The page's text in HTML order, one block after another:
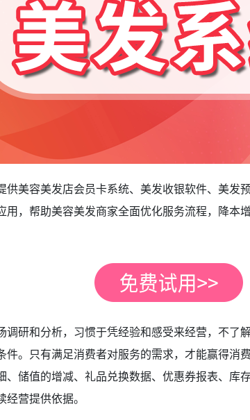
供美容美发店会员卡系统、美发收银软件、美发
，帮助美容美发商家全面优化服务流程，降本
调研和分析，习惯于凭经验和感受来经营，不了
件。只有满足消费者对服务的需求，才能赢得消
储值的增减、礼品兑换数据、优惠券报表、库
营提供依据。